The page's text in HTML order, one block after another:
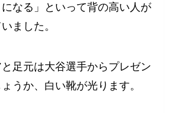
なる」といって背の高い人が
ました。
足元は大谷選手からプレゼン
うか、白い靴が光ります。